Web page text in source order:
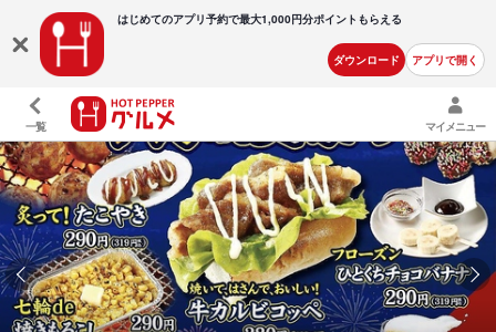
はじめてのアプリ予約で最大1,000円分ポイントもらえる
ダウンロード アプリで開く
一覧 マイメニュー